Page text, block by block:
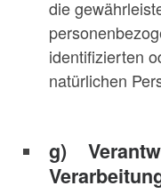
die
identifizierten
natürlichen
g)